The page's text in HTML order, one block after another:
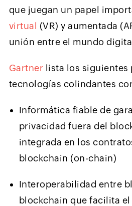
que juegan un papel
virtual (VR) y aumentada
unión entre el mundo
Gartner lista los siguientes
tecnologías colindantes
Informática fiable de
privacidad fuera del
integrada en los
blockchain (on-chain)
Interoperabilidad entre
blockchain que facilita